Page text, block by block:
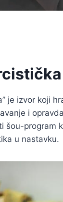
je izvor koji
i
šou-program
u nastavku.